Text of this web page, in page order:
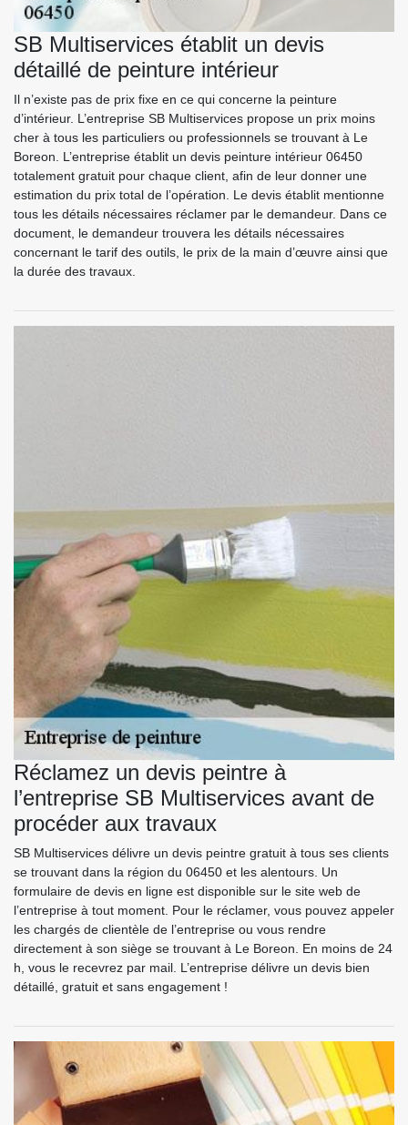
SB Multiservices établit un devis
détaillé de peinture intérieur
Il n’existe pas de prix fixe en ce qui concerne la peinture
d’intérieur. L’entreprise SB Multiservices propose un prix moins
cher à tous les particuliers ou professionnels se trouvant à Le
Boreon. L’entreprise établit un devis peinture intérieur 06450
totalement gratuit pour chaque client, afin de leur donner une
estimation du prix total de l’opération. Le devis établit mentionne
tous les détails nécessaires réclamer par le demandeur. Dans ce
document, le demandeur trouvera les détails nécessaires
concernant le tarif des outils, le prix de la main d’œuvre ainsi que
la durée des travaux.
Réclamez un devis peintre à
l’entreprise SB Multiservices avant de
procéder aux travaux
SB Multiservices délivre un devis peintre gratuit à tous ses clients
se trouvant dans la région du 06450 et les alentours. Un
formulaire de devis en ligne est disponible sur le site web de
l’entreprise à tout moment. Pour le réclamer, vous pouvez appeler
les chargés de clientèle de l’entreprise ou vous rendre
directement à son siège se trouvant à Le Boreon. En moins de 24
h, vous le recevrez par mail. L’entreprise délivre un devis bien
détaillé, gratuit et sans engagement !